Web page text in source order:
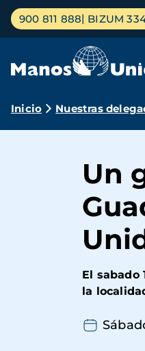
Pasar
contenido
Menú
principal
900 811 888 BIZUM
Ruta
Inicio Nuestras
Un
El sabado
la